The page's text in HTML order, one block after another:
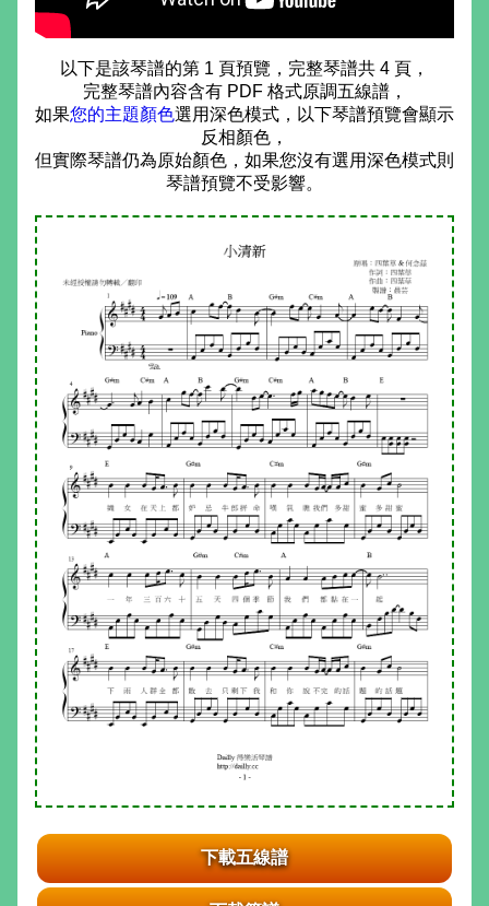
以下是該琴譜的第 1 頁預覽，完整琴譜共 4 頁，
完整琴譜內容含有 PDF 格式原調五線譜，
如果您的主題顏色選用深色模式，以下琴譜預覽會顯示
反相顏色，
但實際琴譜仍為原始顏色，如果您沒有選用深色模式則
琴譜預覽不受影響。
下載五線譜